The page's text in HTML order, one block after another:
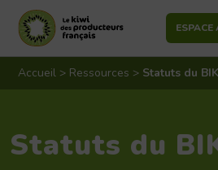
Aller
au
Accueil > Ressources > Statuts du
Statuts du